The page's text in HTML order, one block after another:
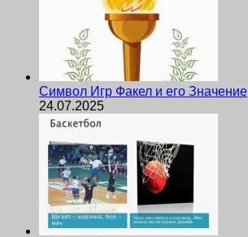
Символ Игр Факел и его Значение
24.07.2025